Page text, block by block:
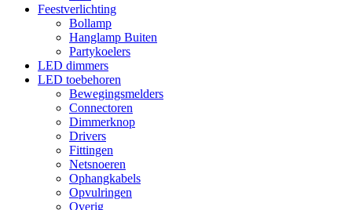
Feestverlichting
Bollamp
Hanglamp Buiten
Partykoelers
LED dimmers
LED toebehoren
Bewegingsmelders
Connectoren
Dimmerknop
Drivers
Fittingen
Netsnoeren
Ophangkabels
Opvulringen
Overig